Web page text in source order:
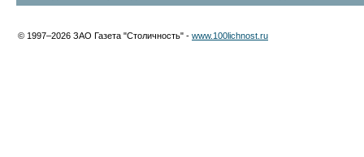
© 1997–2026 ЗАО Газета "Столичность" - www.100lichnost.ru